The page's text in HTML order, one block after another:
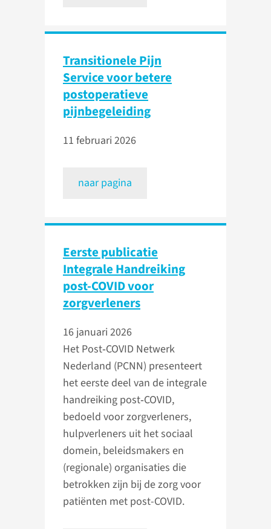
Transitionele Pijn
Service voor betere
postoperatieve
pijnbegeleiding
11 februari 2026
naar pagina
Eerste publicatie
Integrale Handreiking
post-COVID voor
zorgverleners
16 januari 2026
Het Post‑COVID Netwerk
Nederland (PCNN) presenteert
het eerste deel van de integrale
handreiking post‑COVID,
bedoeld voor zorgverleners,
hulpverleners uit het sociaal
domein, beleidsmakers en
(regionale) organisaties die
betrokken zijn bij de zorg voor
patiënten met post-COVID.